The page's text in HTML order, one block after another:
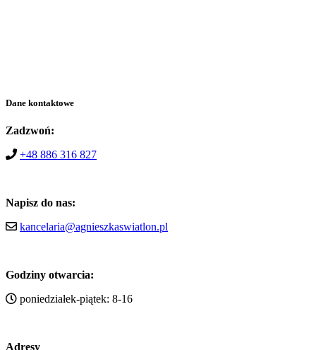
Dane kontaktowe
Zadzwoń:
+48 886 316 827
Napisz do nas:
kancelaria@agnieszkaswiatlon.pl
Godziny otwarcia:
poniedziałek-piątek: 8-16
Adresy